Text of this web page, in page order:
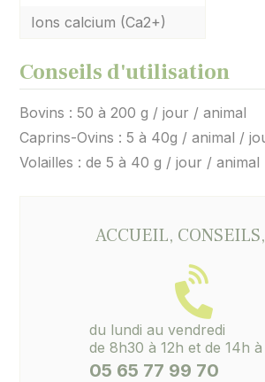
Ions calcium (Ca2+)
Conseils d'utilisation
Bovins : 50 à 200 g / jour / animal
Caprins-Ovins : 5 à 40g / animal /
Volailles : de 5 à 40 g / jour / animal
ACCUEIL,
du lundi au vendredi
de 8h30 à 12h et de 14h
05 65 77 99 70